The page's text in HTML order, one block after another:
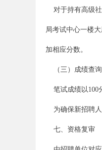
对于持有高级社
局考试中心一楼
加相应分数。
（三）成绩查询
笔试成绩以100
为确保新招聘人
七、资格复审